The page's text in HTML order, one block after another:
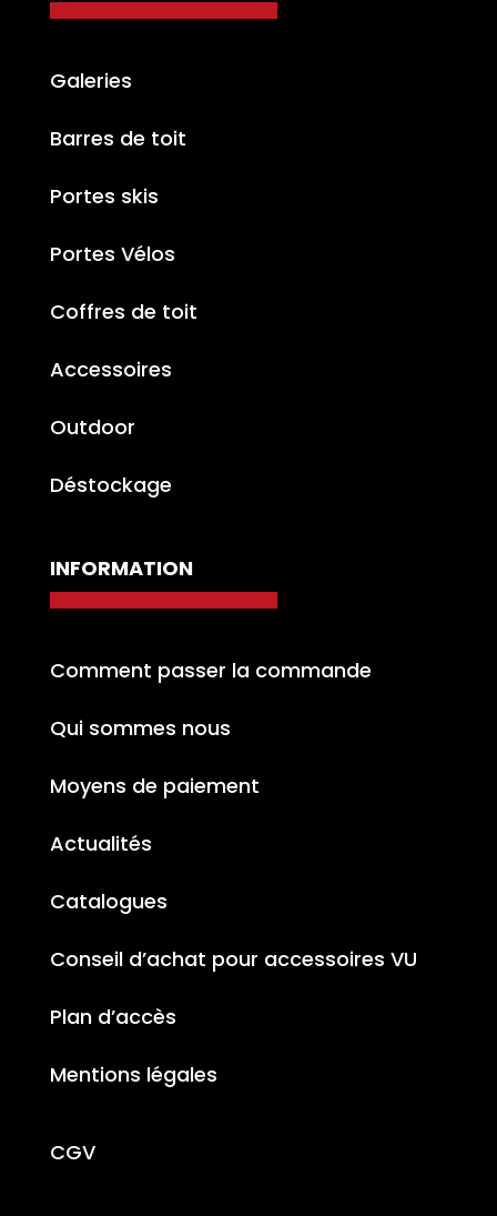
Galeries
Barres de toit
Portes skis
Portes Vélos
Coffres de toit
Accessoires
Outdoor
Déstockage
INFORMATION
Comment passer la commande
Qui sommes nous
Moyens de paiement
Actualités
Catalogues
Conseil d’achat pour accessoires VU
Plan d’accès
Mentions légales
CGV